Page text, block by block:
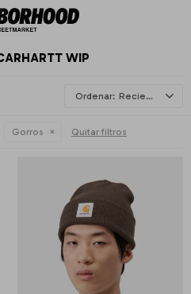
WIP
Recientes
Gorros Quitar filtros